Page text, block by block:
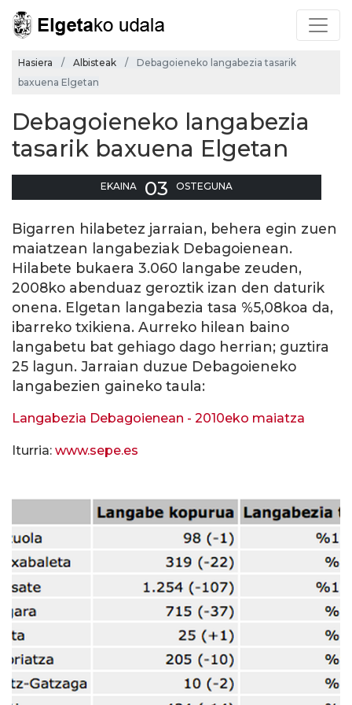
Hasiera Albisteak
Debagoieneko langabezia tasarik
baxuena Elgetan
Debagoieneko langabezia
tasarik baxuena Elgetan
EKAINA 03 OSTEGUNA
Bigarren hilabetez jarraian, behera egin zuen
maiatzean langabeziak Debagoienean.
Hilabete bukaera 3.060 langabe zeuden,
2008ko abenduaz geroztik izan den daturik
onena. Elgetan langabezia tasa %5,08koa da,
ibarreko txikiena. Aurreko hilean baino
langabetu bat gehiago dago herrian; guztira
25 lagun. Jarraian duzue Debagoieneko
langabezien gaineko taula:
Langabezia Debagoienean - 2010eko maiatza
Iturria: www.sepe.es